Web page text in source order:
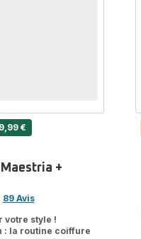
€
+
89 Avis
votre style !
: la routine coiffure